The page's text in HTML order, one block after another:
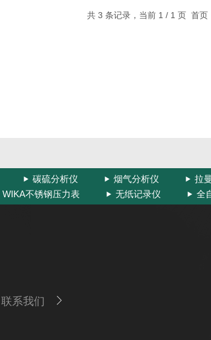
共 3 条记录，当前 1 / 1 页 首
碳硫分析仪 烟气分析仪 拉
WIKA不锈钢压力表 无纸记录仪 全
联系我们